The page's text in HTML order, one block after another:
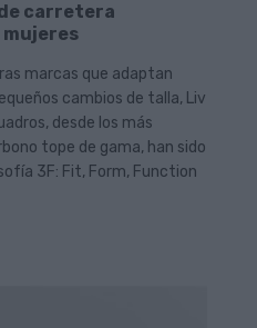
carretera
mujeres
marcas que adaptan
cambios de talla, Liv
desde los más
tope de gama, han sido
3F: Fit, Form, Function